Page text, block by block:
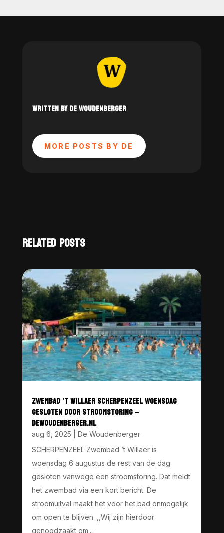
WRITTEN BY DE WOUDENBERGER
MORE POSTS BY DE
RELATED POSTS
ZWEMBAD ’T WILLAER SCHERPENZEEL WOENSDAG
GESLOTEN DOOR STROOMSTORING –
DEWOUDENBERGER.NL
aug 6, 2025
De Woudenberger
SCHERPENZEEL Zwembad ’t Willaer is
woensdag 6 augustus de rest van de dag
gesloten vanwege een stroomstoring. Dat meldt
het zwembad via een kort bericht. De
stroomuitval maakt het voor het bad onmogelijk
om open te blijven. ,,Wij zijn hierdoor
genoodzaakt om...